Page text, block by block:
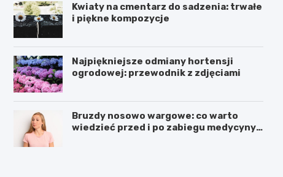
Kwiaty na cmentarz do sadzenia: trwałe
i piękne kompozycje
Najpiękniejsze odmiany hortensji
ogrodowej: przewodnik z zdjęciami
Bruzdy nosowo wargowe: co warto
wiedzieć przed i po zabiegu medycyny